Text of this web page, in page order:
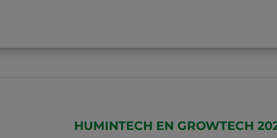
HUMINTECH EN GROWTECH